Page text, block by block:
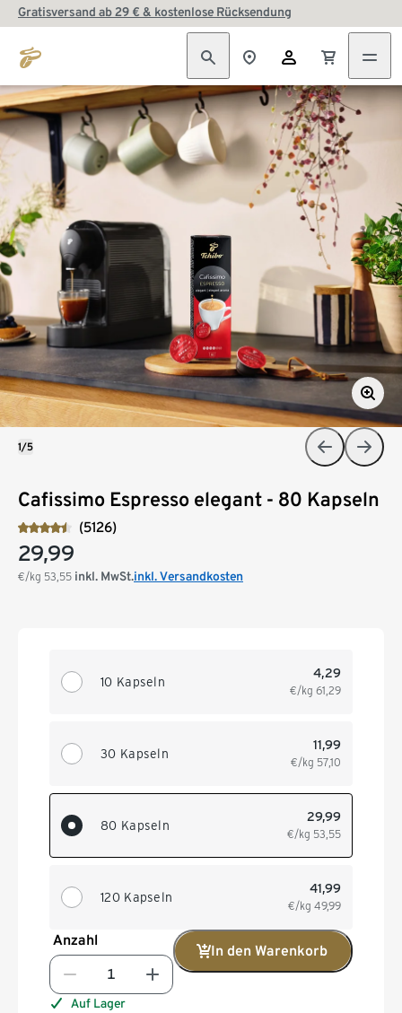
Gratisversand ab 29 € & kostenlose Rücksendung
Cafissimo Espresso elegant - 80 Kapseln
(5126)
29,99
€/kg 53,55 inkl. MwSt.inkl. Versandkosten
10 Kapseln
4,29
€/kg 61,29
30 Kapseln
11,99
€/kg 57,10
80 Kapseln
29,99
€/kg 53,55
120 Kapseln
41,99
€/kg 49,99
Anzahl
In den Warenkorb
Auf Lager
1/5